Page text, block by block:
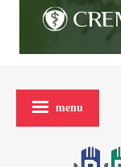
menu